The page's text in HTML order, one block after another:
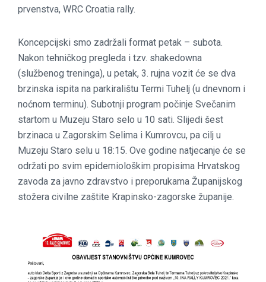
prvenstva, WRC Croatia rally.
Koncepcijski smo zadržali format petak – subota.
Nakon tehničkog pregleda i tzv. shakedowna
(službenog treninga), u petak, 3. rujna vozit će se dva
brzinska ispita na parkiralištu Termi Tuhelj (u dnevnom i
noćnom terminu). Subotnji program počinje Svečanim
startom u Muzeju Staro selo u 10 sati. Slijedi šest
brzinaca u Zagorskim Selima i Kumrovcu, pa cilj u
Muzeju Staro selu u 18:15. Ove godine natjecanje će se
održati po svim epidemiološkim propisima Hrvatskog
zavoda za javno zdravstvo i preporukama Županijskog
stožera civilne zaštite Krapinsko-zagorske županije.